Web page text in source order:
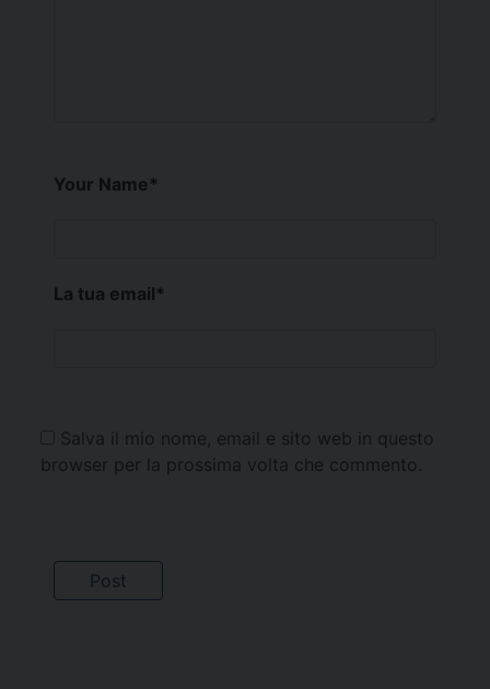
Your Name*
La tua email*
Salva il mio nome, email e sito web in questo
browser per la prossima volta che commento.